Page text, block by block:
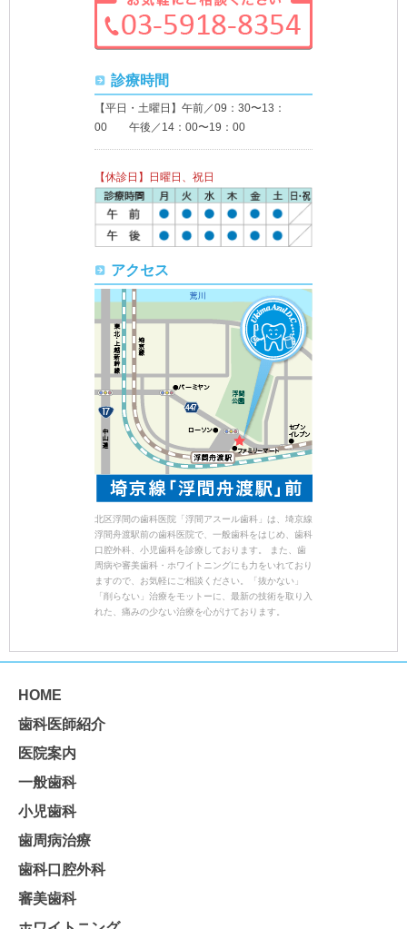
診療時間
【平日・土曜日】午前／09：30〜13：
00 午後／14：00〜19：00
【休診日】日曜日、祝日
アクセス
北区浮間の歯科医院「浮間アスール歯科」は、埼京線
浮間舟渡駅前の歯科医院で、一般歯科をはじめ、歯科
口腔外科、小児歯科を診療しております。 また、歯
周病や審美歯科・ホワイトニングにも力をいれており
ますので、お気軽にご相談ください。「抜かない」
「削らない」治療をモットーに、最新の技術を取り入
れた、痛みの少ない治療を心がけております。
HOME
歯科医師紹介
医院案内
一般歯科
小児歯科
歯周病治療
歯科口腔外科
審美歯科